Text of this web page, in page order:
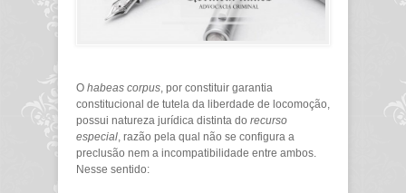
O habeas corpus, por constituir garantia
constitucional de tutela da liberdade de locomoção,
possui natureza jurídica distinta do recurso
especial, razão pela qual não se configura a
preclusão nem a incompatibilidade entre ambos.
Nesse sentido: